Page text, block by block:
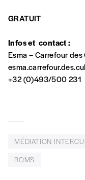
5€*
*Prix indicatif,
en
GRATUIT
Infos et contact :
Esma – Carrefour des
+32 (0)493/500 231
MÉDIATION
ROMS